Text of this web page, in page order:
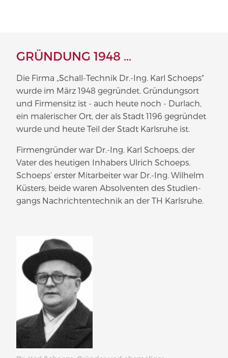
GRÜNDUNG 1948 ...
Die Firma „Schall-Technik Dr.-Ing. Karl Schoeps"
wurde im März 1948 gegründet. Grün­dungsort
und Firmensitz ist - auch heute noch - Durlach,
ein malerischer Ort, der als Stadt 1196 gegründet
wurde und heute Teil der Stadt Karlsruhe ist.
Fir­men­gründer war Dr.-Ing. Karl Schoeps, der
Vater des heutigen Inhabers Ulrich Schoeps.
Schoeps’ erster Mit­ar­beiter war Dr.-Ing. Wilhelm
Küsters; beide waren Absol­venten des Stu­di­en­
gangs Nach­rich­ten­technik an der TH Karlsruhe.